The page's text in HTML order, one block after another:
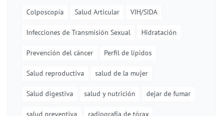
Colposcopía Salud Articular VIH/SIDA
Infecciones de Transmisión Sexual Hidratación
Prevención del cáncer Perfil de lípidos
Salud reproductiva salud de la mujer
Salud digestiva salud y nutrición dejar de fumar
salud preventiva radiografía de tórax